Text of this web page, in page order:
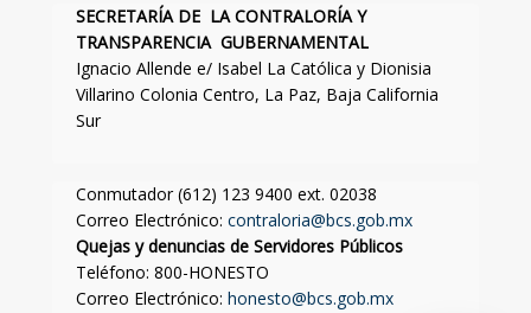
SECRETARÍA DE LA CONTRALORÍA Y
TRANSPARENCIA GUBERNAMENTAL
Ignacio Allende e/ Isabel La Católica y Dionisia
Villarino Colonia Centro, La Paz, Baja California
Sur
Conmutador (612) 123 9400 ext. 02038
Correo Electrónico: contraloria@bcs.gob.mx
Quejas y denuncias de Servidores Públicos
Teléfono: 800-HONESTO
Correo Electrónico: honesto@bcs.gob.mx